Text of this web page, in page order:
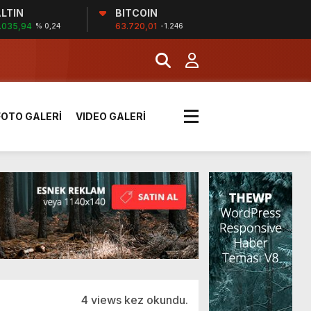
% 0,24
BITCOIN
63.720,01 -1.246
yük kazaya neden oldu
paylaştı
GALERİ VIDEO GALERİ
4 views kez okundu.